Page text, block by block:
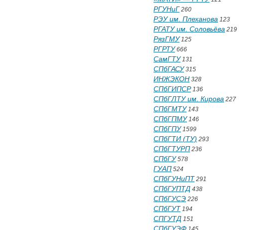
РГУНиГ 260
РЭУ им. Плеханова 123
РГАТУ им. Соловьёва 219
РязГМУ125
РГРТУ666
СамГТУ131
СПбГАСУ315
ИНЖЭКОН 328
СПбГИПСР136
СПбГЛТУ им. Кирова 227
СПбГМТУ143
СПбГПМУ146
СПбГПУ1599
СПбГТИ (ТУ) 293
СПбГТУРП 236
СПбГУ578
ГУАП 524
СПбГУНиПТ 291
СПбГУПТД 438
СПбГУСЭ 226
СПбГУТ 194
СПГУТД 151